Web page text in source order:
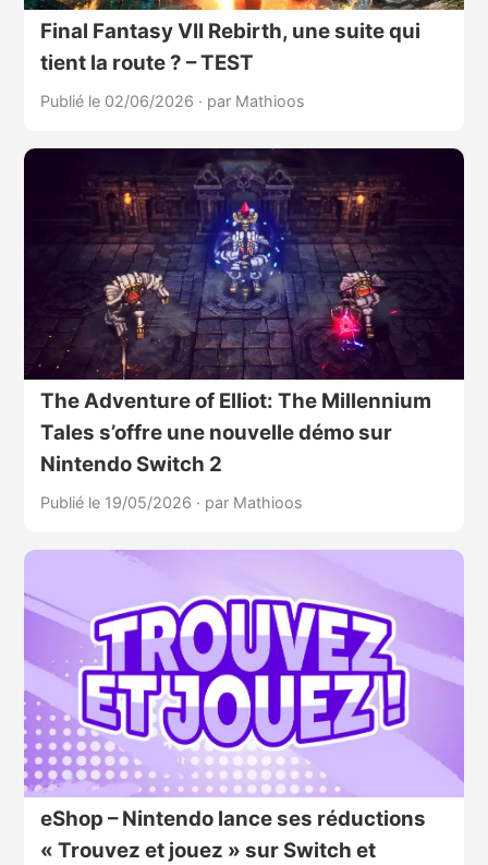
Final Fantasy VII Rebirth, une suite qui
tient la route ? – TEST
Publié le 02/06/2026 · par Mathioos
The Adventure of Elliot: The Millennium
Tales s’offre une nouvelle démo sur
Nintendo Switch 2
Publié le 19/05/2026 · par Mathioos
eShop – Nintendo lance ses réductions
« Trouvez et jouez » sur Switch et